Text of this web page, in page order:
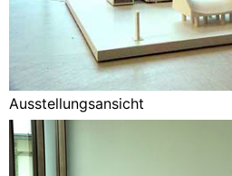
Ausstellungsansicht